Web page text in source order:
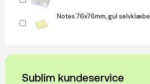
Notes 76x76mm, gul
Sublim kundeservice